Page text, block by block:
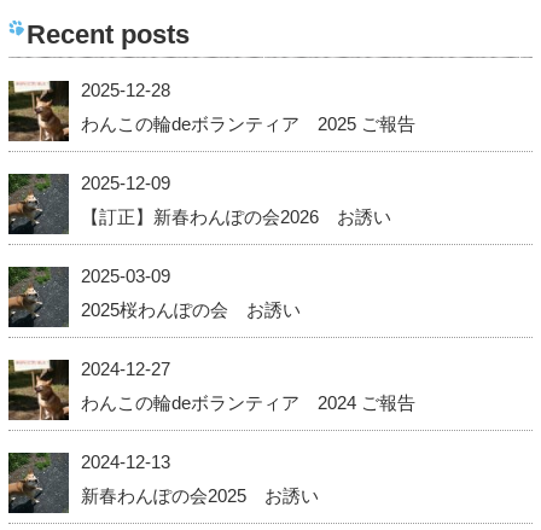
Recent posts
2025-12-28
わんこの輪deボランティア 2025 ご報告
2025-12-09
【訂正】新春わんぽの会2026 お誘い
2025-03-09
2025桜わんぽの会 お誘い
2024-12-27
わんこの輪deボランティア 2024 ご報告
2024-12-13
新春わんぽの会2025 お誘い